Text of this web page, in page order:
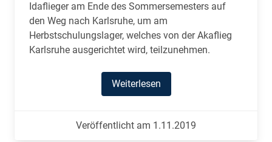
Idaflieger am Ende des Sommersemesters auf
den Weg nach Karlsruhe, um am
Herbstschulungslager, welches von der Akaflieg
Karlsruhe ausgerichtet wird, teilzunehmen.
Weiterlesen
Veröffentlicht am 1.11.2019